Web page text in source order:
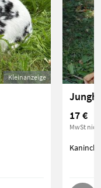
Kleinanzeige
17 €
MwSt